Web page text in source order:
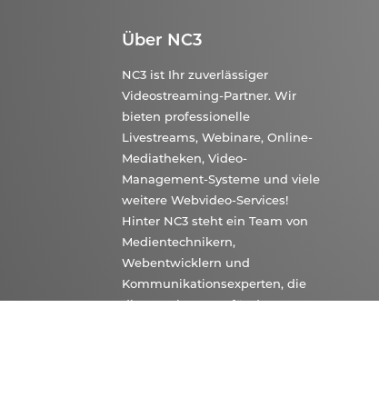
Über NC3
NC3 ist Ihr zuverlässiger
Videostreaming-Partner. Wir
bieten professionelle
Livestreams, Webinare, Online-
Mediatheken, Video-
Management-Systeme und viele
weitere Webvideo-Services!
Hinter NC3 steht ein Team von
Medientechnikern,
Webentwicklern und
Kommunikationsexperten, die
die Begeisterung für das